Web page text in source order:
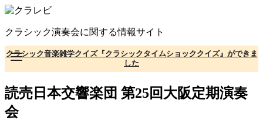
コ
テ
ン
ツ
へ
移
動
クラシック演奏会に関する情報サイト
クラシック音楽雑学クイズ『クラシックタイムショッククイズ』ができま
した
読売日本交響楽団 第25回大阪定期演奏
会